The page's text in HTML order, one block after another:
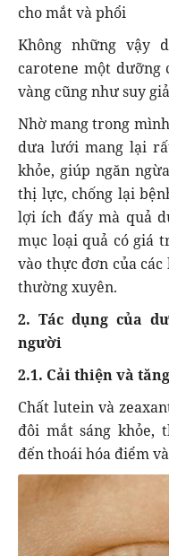
cho mắt và phổi
Không những vậy
carotene một dưỡng
vàng cũng như suy
Nhờ mang trong
dưa lưới mang lại
khỏe, giúp ngăn
thị lực, chống lại
lợi ích đấy mà quả
mục loại quả có giá
vào thực đơn của
thường xuyên.
2. Tác dụng của
người
2.1. Cải thiện và
Chất lutein và
đôi mắt sáng khỏe,
đến thoái hóa điểm